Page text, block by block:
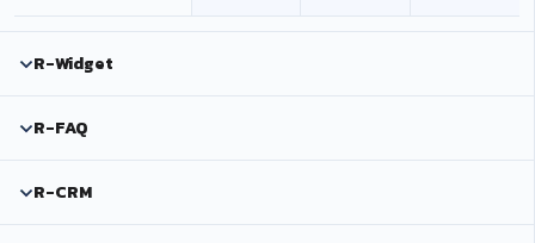
R-Widget
R-FAQ
R-CRM